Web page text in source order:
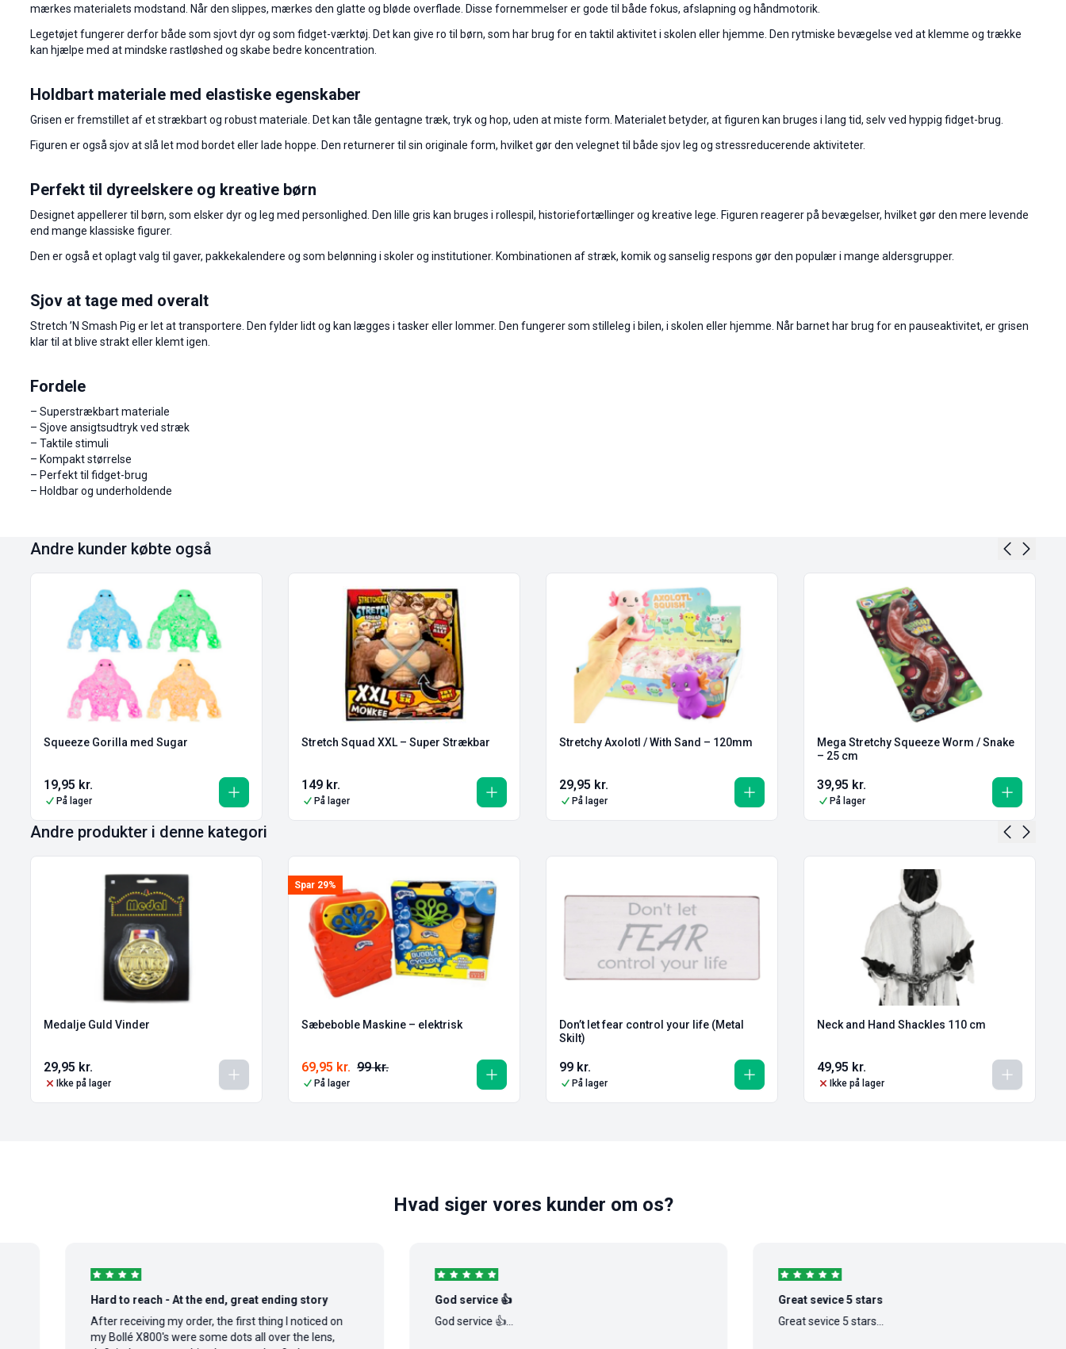
mærkes materialets modstand. Når den slippes, mærkes den glatte og bløde overflade. Disse fornemmelser er gode til både fokus, afslapning og håndmotorik.
Legetøjet fungerer derfor både som sjovt dyr og som fidget-værktøj. Det kan give ro til børn, som har brug for en taktil aktivitet i skolen eller hjemme. Den rytmiske bevægelse ved at klemme og trække
kan hjælpe med at mindske rastløshed og skabe bedre koncentration.
Holdbart materiale med elastiske egenskaber
Grisen er fremstillet af et strækbart og robust materiale. Det kan tåle gentagne træk, tryk og hop, uden at miste form. Materialet betyder, at figuren kan bruges i lang tid, selv ved hyppig fidget-brug.
Figuren er også sjov at slå let mod bordet eller lade hoppe. Den returnerer til sin originale form, hvilket gør den velegnet til både sjov leg og stressreducerende aktiviteter.
Perfekt til dyreelskere og kreative børn
Designet appellerer til børn, som elsker dyr og leg med personlighed. Den lille gris kan bruges i rollespil, historiefortællinger og kreative lege. Figuren reagerer på bevægelser, hvilket gør den mere levende
end mange klassiske figurer.
Den er også et oplagt valg til gaver, pakkekalendere og som belønning i skoler og institutioner. Kombinationen af stræk, komik og sanselig respons gør den populær i mange aldersgrupper.
Sjov at tage med overalt
Stretch ’N Smash Pig er let at transportere. Den fylder lidt og kan lægges i tasker eller lommer. Den fungerer som stilleleg i bilen, i skolen eller hjemme. Når barnet har brug for en pauseaktivitet, er grisen
klar til at blive strakt eller klemt igen.
Fordele
– Superstrækbart materiale
– Sjove ansigtsudtryk ved stræk
– Taktile stimuli
– Kompakt størrelse
– Perfekt til fidget-brug
– Holdbar og underholdende
Andre kunder købte også
Squeeze Gorilla med Sugar
19,95 kr.
På lager
Stretch Squad XXL – Super Strækbar
149 kr.
På lager
Stretchy Axolotl / With Sand – 120mm
29,95 kr.
På lager
Mega Stretchy Squeeze Worm / Snake
– 25 cm
39,95 kr.
På lager
Andre produkter i denne kategori
Medalje Guld Vinder
29,95 kr.
Ikke på lager
Spar 29%
Sæbeboble Maskine – elektrisk
99kr.
69,95 kr.
På lager
Don’t let fear control your life (Metal
Skilt)
99 kr.
På lager
Neck and Hand Shackles 110 cm
49,95 kr.
Ikke på lager
Hvad siger vores kunder om os?
Hard to reach - At the end, great ending story
After receiving my order, the first thing I noticed on
my Bollé X800's were some dots all over the lens,
God service 👍
God service 👍...
Great sevice 5 stars
Great sevice 5 stars...